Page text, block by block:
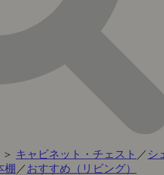
＞ キャビネット・チェスト ／ シ
棚 ／おすすめ（リビング）